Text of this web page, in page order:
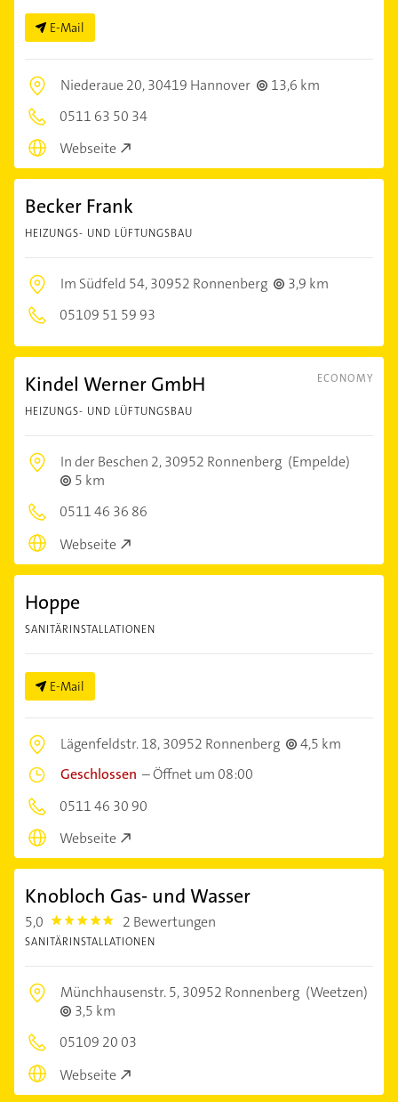
E-Mail
Niederaue 20,30419 Hannover
13,6 km
0511 63 50 34
Webseite
Becker Frank
HEIZUNGS- UND LÜFTUNGSBAU
Im Südfeld 54,30952 Ronnenberg
3,9 km
05109 51 59 93
ECONOMY
Kindel Werner GmbH
HEIZUNGS- UND LÜFTUNGSBAU
In der Beschen 2,30952 Ronnenberg (Empelde)
5 km
0511 46 36 86
Webseite
Hoppe
SANITÄRINSTALLATIONEN
E-Mail
Lägenfeldstr. 18,30952 Ronnenberg
4,5 km
Geschlossen –Öffnet um 08:00
0511 46 30 90
Webseite
Knobloch Gas- und Wasser
5,0 5.0 2 Bewertungen
SANITÄRINSTALLATIONEN
Münchhausenstr. 5,30952 Ronnenberg (Weetzen)
3,5 km
05109 20 03
Webseite